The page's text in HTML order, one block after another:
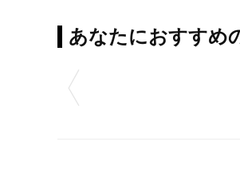
あなたにおすすめ